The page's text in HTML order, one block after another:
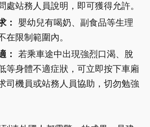
處站務人員說明，即可獲得允許。
：
嬰幼兒有喝奶、副食品等生理
在限制範圍內。
：
若乘車途中出現強烈口渴、脫
等身體不適症狀，可立即按下車廂
司機員或站務人員協助，切勿勉強